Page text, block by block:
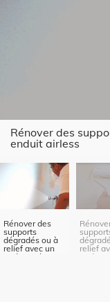
Rénover des
enduit airless
Rénover des
supports
dégradés ou à
relief avec un
enduit airless
relief
enduit au